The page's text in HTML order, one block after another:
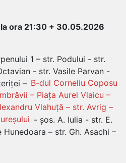
ora 21:30 + 30.05.2026
1 – str. Podului - str.
- str. Vasile Parvan -
– B-dul Corneliu Coposu
– Piața Aurel Vlaicu –
Vlahuță – str. Avrig –
- șos. A. Iulia - str. E.
– str. Gh. Asachi –